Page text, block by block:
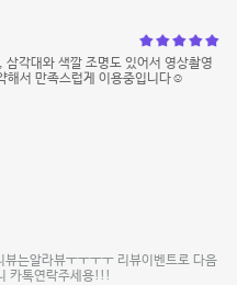
각대와 색깔 조명도 있어서 영상촬영
해서 만족스럽게 이용중입니다☺️
는알라뷰ㅜㅜㅜㅜ 리뷰이벤트로 다음
카톡연락주세용!!!